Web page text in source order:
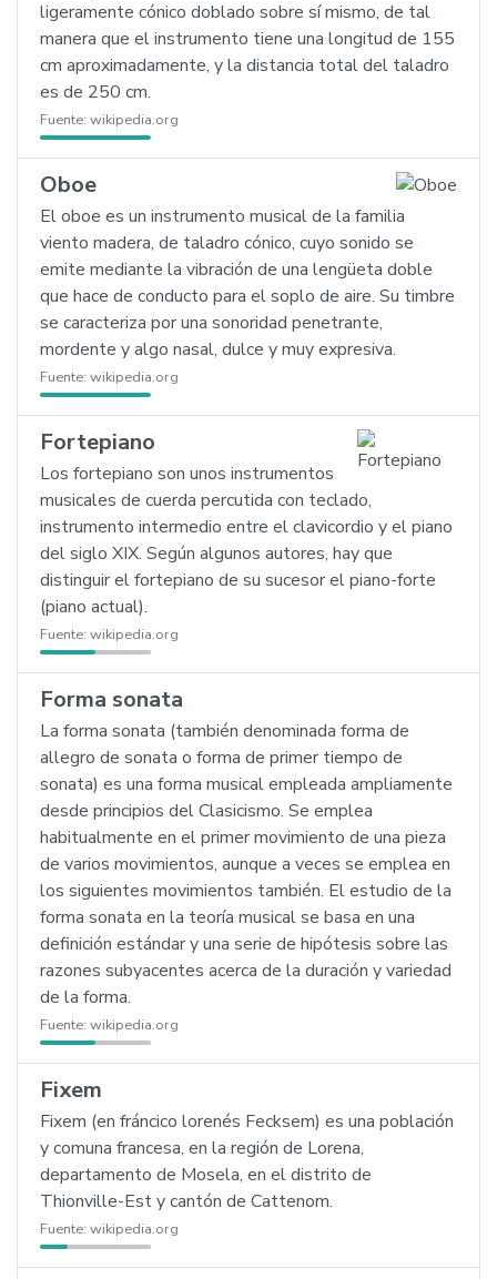
ligeramente cónico doblado sobre sí mismo, de tal
manera que el instrumento tiene una longitud de 155
cm aproximadamente, y la distancia total del taladro
es de 250 cm.
Fuente: wikipedia.org
Oboe
El oboe es un instrumento musical de la familia
viento madera, de taladro cónico, cuyo sonido se
emite mediante la vibración de una lengüeta doble
que hace de conducto para el soplo de aire. Su timbre
se caracteriza por una sonoridad penetrante,
mordente y algo nasal, dulce y muy expresiva.
Fuente: wikipedia.org
Fortepiano
Los fortepiano son unos instrumentos
musicales de cuerda percutida con teclado,
instrumento intermedio entre el clavicordio y el piano
del siglo XIX. Según algunos autores, hay que
distinguir el fortepiano de su sucesor el piano-forte
(piano actual).
Fuente: wikipedia.org
Forma sonata
La forma sonata (también denominada forma de
allegro de sonata o forma de primer tiempo de
sonata) es una forma musical empleada ampliamente
desde principios del Clasicismo. Se emplea
habitualmente en el primer movimiento de una pieza
de varios movimientos, aunque a veces se emplea en
los siguientes movimientos también. El estudio de la
forma sonata en la teoría musical se basa en una
definición estándar y una serie de hipótesis sobre las
razones subyacentes acerca de la duración y variedad
de la forma.
Fuente: wikipedia.org
Fixem
Fixem (en fráncico lorenés Fecksem) es una población
y comuna francesa, en la región de Lorena,
departamento de Mosela, en el distrito de
Thionville-Est y cantón de Cattenom.
Fuente: wikipedia.org